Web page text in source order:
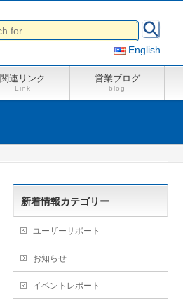
English
関連リンク
Link
営業ブログ
blog
新着情報カテゴリー
ユーザーサポート
お知らせ
イベントレポート